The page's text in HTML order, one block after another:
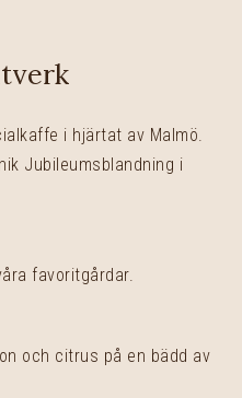
i hjärtat av Malmö.
Jubileumsblandning i
favoritgårdar.
och citrus på en bädd av